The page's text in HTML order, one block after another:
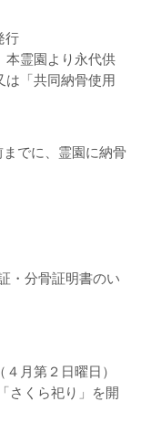
行
本霊園より永代供
は「共同納骨使用
でに、霊園に納骨
・分骨証明書のい
月第２日曜日）
さくら祀り」を開